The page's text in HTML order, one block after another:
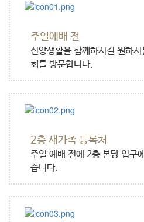
주일예배 전
신앙생활을 함께하시길 원하
회를 방문합니다.
2층 새가족 등록처
주일 예배 전에 2층 본당 입구
습니다.